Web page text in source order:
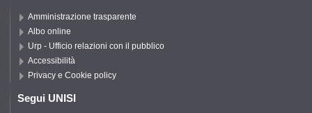
Amministrazione trasparente
Albo online
Urp - Ufficio relazioni con il pubblico
Accessibilità
Privacy e Cookie policy
Segui UNISI